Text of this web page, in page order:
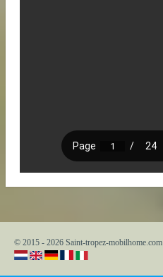
© 2015 - 2026 Saint-tropez-mobilhome.com